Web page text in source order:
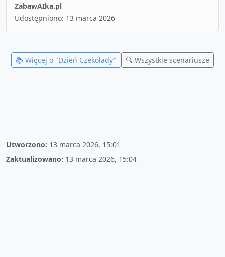
ZabawAIka.pl
Udostępniono: 13 marca 2026
📚 Więcej o "Dzień Czekolady" 🔍 Wszystkie scenariusze
Utworzono: 13 marca 2026, 15:01
Zaktualizowano: 13 marca 2026, 15:04